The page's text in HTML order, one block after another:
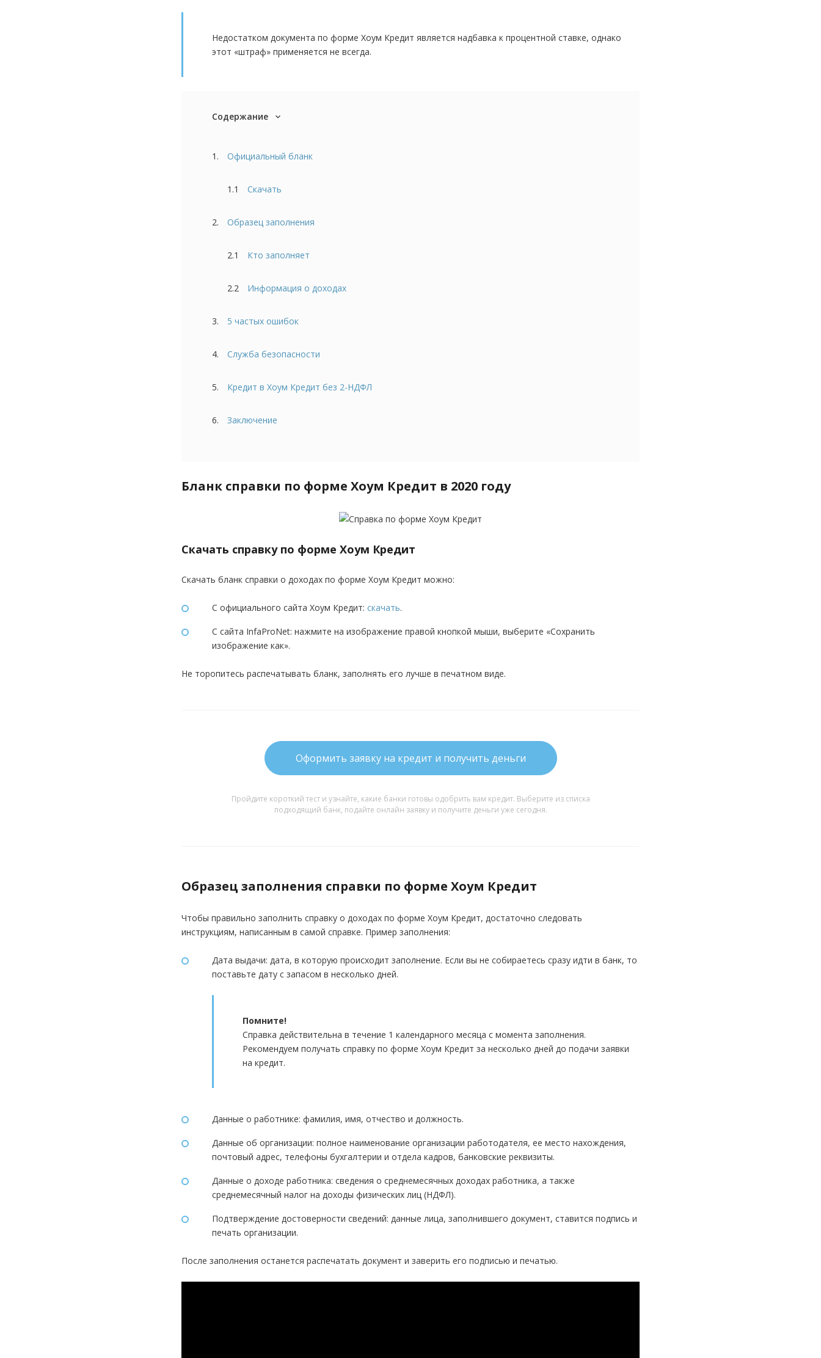
Недостатком документа по форме Хоум Кредит является надбавка к процентной ставке, однако
этот «штраф» применяется не всегда.
Содержание expand_more
1. Официальный бланк
1.1 Скачать
2. Образец заполнения
2.1 Кто заполняет
2.2 Информация о доходах
3. 5 частых ошибок
4. Служба безопасности
5. Кредит в Хоум Кредит без 2-НДФЛ
6. Заключение
Бланк справки по форме Хоум Кредит в 2020 году
Скачать справку по форме Хоум Кредит
Скачать бланк справки о доходах по форме Хоум Кредит можно:
С официального сайта Хоум Кредит: скачать.
С сайта InfaProNet: нажмите на изображение правой кнопкой мыши, выберите «Сохранить
изображение как».
Не торопитесь распечатывать бланк, заполнять его лучше в печатном виде.
Оформить заявку на кредит и получить деньги
Пройдите короткий тест и узнайте, какие банки готовы одобрить вам кредит. Выберите из списка
подходящий банк, подайте онлайн заявку и получите деньги уже сегодня.
Образец заполнения справки по форме Хоум Кредит
Чтобы правильно заполнить справку о доходах по форме Хоум Кредит, достаточно следовать
инструкциям, написанным в самой справке. Пример заполнения:
Дата выдачи: дата, в которую происходит заполнение. Если вы не собираетесь сразу идти в банк, то
поставьте дату с запасом в несколько дней.
Помните!
Справка действительна в течение 1 календарного месяца с момента заполнения.
Рекомендуем получать справку по форме Хоум Кредит за несколько дней до подачи заявки
на кредит.
Данные о работнике: фамилия, имя, отчество и должность.
Данные об организации: полное наименование организации работодателя, ее место нахождения,
почтовый адрес, телефоны бухгалтерии и отдела кадров, банковские реквизиты.
Данные о доходе работника: сведения о среднемесячных доходах работника, а также
среднемесячный налог на доходы физических лиц (НДФЛ).
Подтверждение достоверности сведений: данные лица, заполнившего документ, ставится подпись и
печать организации.
После заполнения останется распечатать документ и заверить его подписью и печатью.